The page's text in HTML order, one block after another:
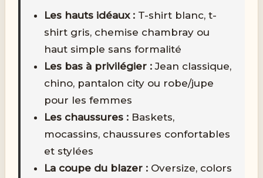
Les hauts idéaux : T-shirt blanc, t-
shirt gris, chemise chambray ou
haut simple sans formalité
Les bas à privilégier : Jean classique,
chino, pantalon city ou robe/jupe
pour les femmes
Les chaussures : Baskets,
mocassins, chaussures confortables
et stylées
La coupe du blazer : Oversize, colors